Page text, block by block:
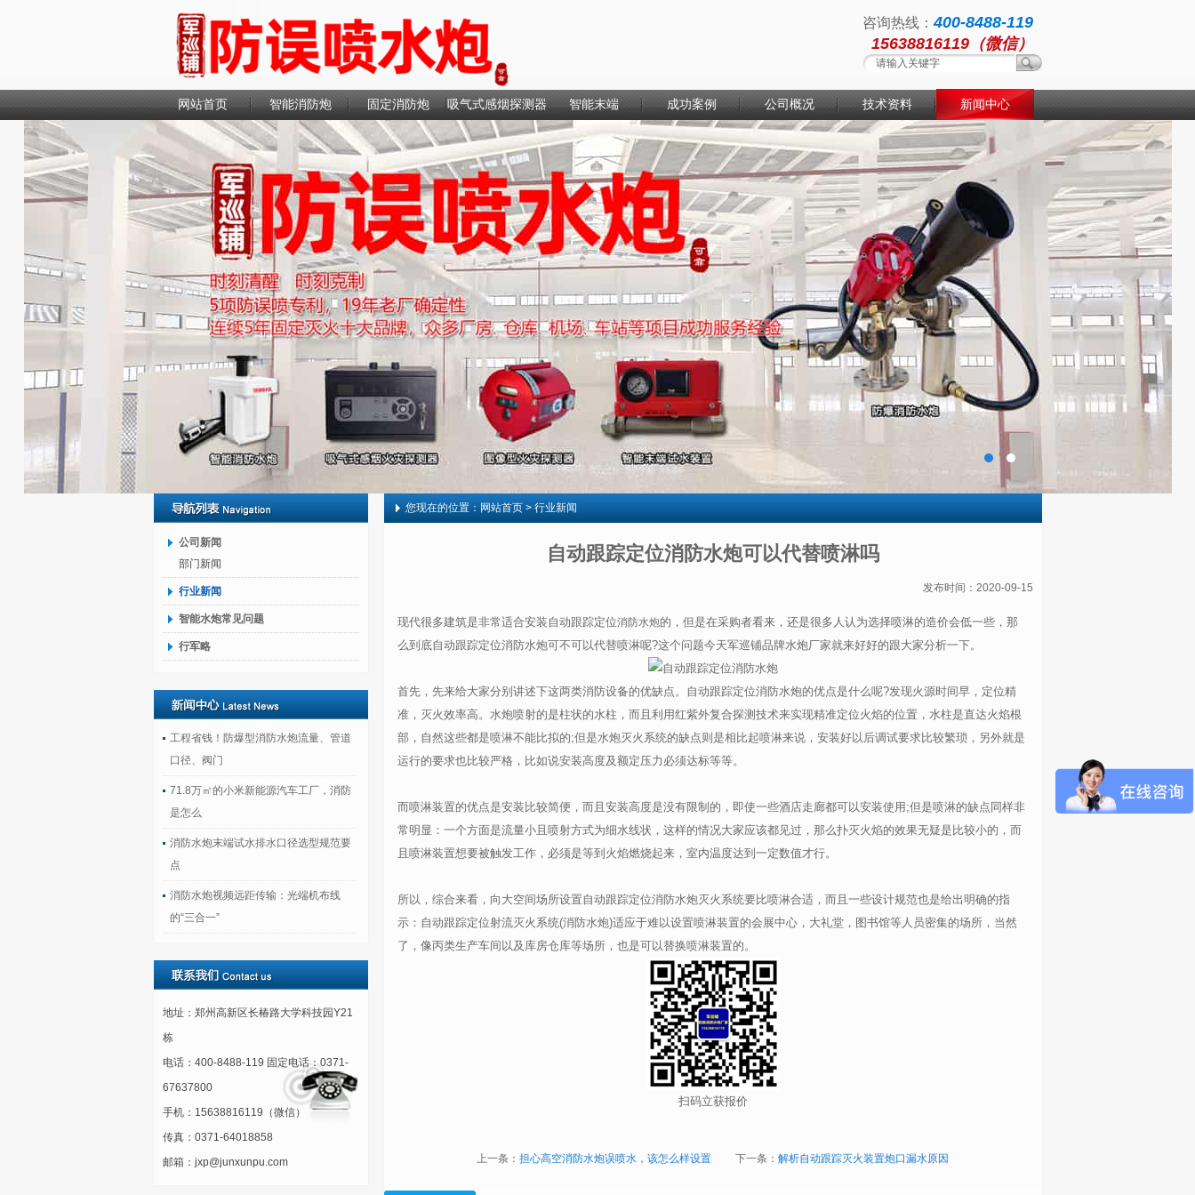
咨询热线：400-8488-119
15638816119（微信）
网站首页 智能消防炮 固定消防炮 吸气式感烟探测器 智能末端 成功案例 公司概况 技术资料 新闻中心
联系我们
公司新闻
部门新闻
行业新闻
智能水炮常见问题
行军略
工程省钱！防爆型消防水炮流量、管道
口径、阀门
71.8万㎡的小米新能源汽车工厂，消防
是怎么
消防水炮末端试水排水口径选型规范要
点
消防水炮视频远距传输：光端机布线
的“三合一”
地址：郑州高新区长椿路大学科技园Y21
栋
电话：400-8488-119 固定电话：0371-
67637800
手机：15638816119（微信）
传真：0371-64018858
邮箱：jxp@junxunpu.com
您现在的位置： 网站首页> 行业新闻
自动跟踪定位消防水炮可以代替喷淋吗
发布时间：2020-09-15
现代很多建筑是非常适合安装自动跟踪定位消防水炮的，但是在采购者看来，还是很多人认为选择喷淋的造价会低一些，那
么到底自动跟踪定位消防水炮可不可以代替喷淋呢?这个问题今天军巡铺品牌水炮厂家就来好好的跟大家分析一下。
首先，先来给大家分别讲述下这两类消防设备的优缺点。自动跟踪定位消防水炮的优点是什么呢?发现火源时间早，定位精
准，灭火效率高。水炮喷射的是柱状的水柱，而且利用红紫外复合探测技术来实现精准定位火焰的位置，水柱是直达火焰根
部，自然这些都是喷淋不能比拟的;但是水炮灭火系统的缺点则是相比起喷淋来说，安装好以后调试要求比较繁琐，另外就是
运行的要求也比较严格，比如说安装高度及额定压力必须达标等等。
而喷淋装置的优点是安装比较简便，而且安装高度是没有限制的，即使一些酒店走廊都可以安装使用;但是喷淋的缺点同样非
常明显：一个方面是流量小且喷射方式为细水线状，这样的情况大家应该都见过，那么扑灭火焰的效果无疑是比较小的，而
且喷淋装置想要被触发工作，必须是等到火焰燃烧起来，室内温度达到一定数值才行。
所以，综合来看，向大空间场所设置自动跟踪定位消防水炮灭火系统要比喷淋合适，而且一些设计规范也是给出明确的指
示：自动跟踪定位射流灭火系统(消防水炮)适应于难以设置喷淋装置的会展中心，大礼堂，图书馆等人员密集的场所，当然
了，像丙类生产车间以及库房仓库等场所，也是可以替换喷淋装置的。
扫码立获报价
上一条： 担心高空消防水炮误喷水，该怎么样设置 下一条： 解析自动跟踪灭火装置炮口漏水原因